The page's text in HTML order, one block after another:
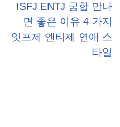
ISFJ ENTJ 궁합 만나
면 좋은 이유 4 가지
잇프제 엔티제 연애 스
타일